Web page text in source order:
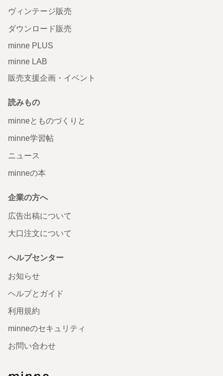
ヴィンテージ販売
ダウンロード販売
minne PLUS
minne LAB
販売支援企画・イベント
読みもの
minneとものづくりと
minne学習帖
ニュース
minneの本
企業の方へ
広告出稿について
大口注文について
ヘルプセンター
お知らせ
ヘルプとガイド
利用規約
minneのセキュリティ
お問い合わせ